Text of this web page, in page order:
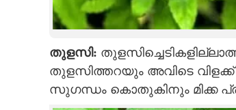
തുളസി:
തുളസിത്തറയും അവിടെ
സുഗന്ധം കൊതുകിനും മിക്ക